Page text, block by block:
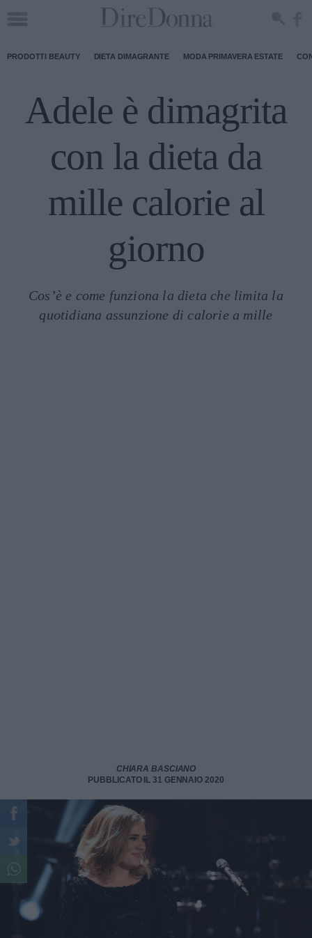
PRODOTTI BEAUTY DIETA DIMAGRANTE MODA PRIMAVERA ESTATE
Adele è dimagrita
con la dieta da
mille calorie al
giorno
Cos’è e come funziona la dieta che limita la
quotidiana assunzione di calorie a mille
CHIARA BASCIANO
PUBBLICATO IL 31 GENNAIO 2020